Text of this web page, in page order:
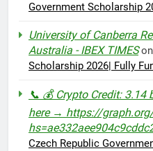
Government Scholarship
University of Canberra
Australia - IBEX TIMESon
Scholarship 2026| Fully
📞 💰 Crypto Credit:
here → https://graph.org/
Czech Republic